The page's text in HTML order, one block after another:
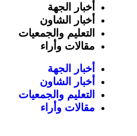
أخبار الجهة
أخبار الشاون
التعليم والجمعيات
مقالات وأراء
أخبار الجهة
أخبار الشاون
التعليم والجمعيات
مقالات وأراء